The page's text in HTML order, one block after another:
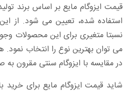
قیمت ایزوگام مایع بر اساس برند
استفاده شده، تعیین می‌ شود. از
نسبتا متغیری برای این محصولات
می‌ توان بهترین نوع را انتخاب نمود.
در مقایسه با ایزوگام سنتی مقرون
شاید قیمت ایزوگام مایع برای خرید